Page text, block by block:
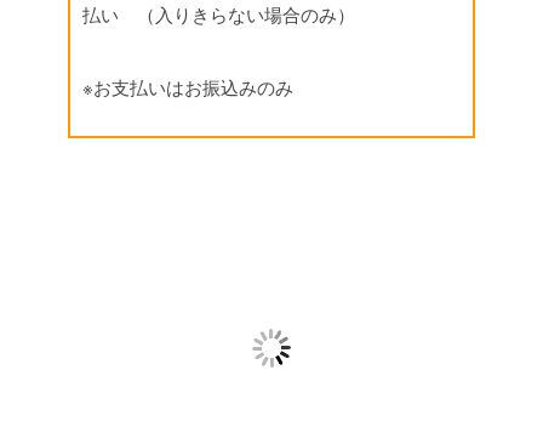
払い （入りきらない場合のみ）
※お支払いはお振込みのみ